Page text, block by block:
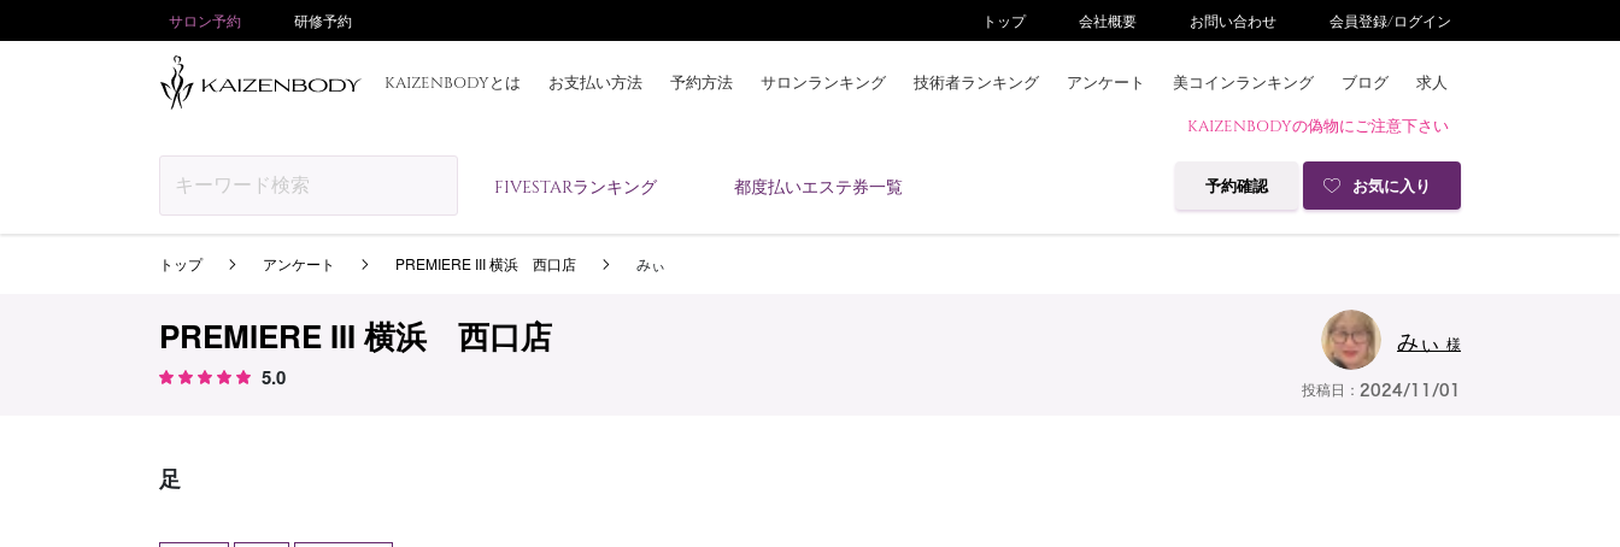
サロン予約 研修予約 トップ 会社概要 お問い合わせ 会員登録/ログイン
KAIZENBODYとは お支払い方法 予約方法 サロンランキング 技術者ランキング アンケート 美コインランキング ブログ 求人
KAIZENBODYの偽物にご注意下さい
FIVESTARランキング 都度払いエステ券一覧 予約確認 お気に入り
お支払い方法
予約方法
トップ アンケート PREMIERE III 横浜 西口店 みぃ
PREMIERE III 横浜 西口店
5.0
みぃ 様
投稿日： 2024/11/01
足